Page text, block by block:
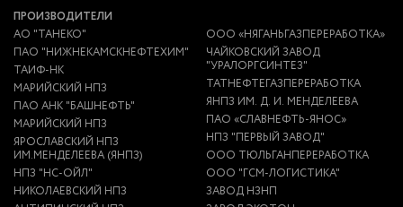
ПРОИЗВОДИТЕЛИ
АО "ТАНЕКО"
ПАО "НИЖНЕКАМСКНЕФТЕХИМ"
ТАИФ-НК
МАРИЙСКИЙ НПЗ
ПАО АНК "БАШНЕФТЬ"
МАРИЙСКИЙ НПЗ
ЯРОСЛАВСКИЙ НПЗ
ИМ.МЕНДЕЛЕЕВА (ЯНПЗ)
НПЗ "НС-ОЙЛ"
НИКОЛАЕВСКИЙ НПЗ
ООО «НЯГАНЬГАЗПЕРЕРАБОТКА»
ЧАЙКОВСКИЙ ЗАВОД
"УРАЛОРГСИНТЕЗ"
ТАТНЕФТЕГАЗПЕРЕРАБОТКА
ЯНПЗ ИМ. Д. И. МЕНДЕЛЕЕВА
ПАО «СЛАВНЕФТЬ-ЯНОС»
НПЗ "ПЕРВЫЙ ЗАВОД"
ООО ТЮЛЬГАНПЕРЕРАБОТКА
ООО "ГСМ-ЛОГИСТИКА"
ЗАВОД НЗНП